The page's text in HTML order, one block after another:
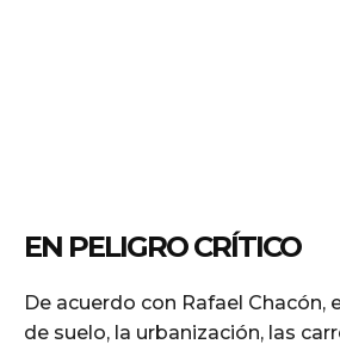
EN PELIGRO CRÍTICO
De acuerdo con Rafael Chacón,
de suelo, la urbanización, las